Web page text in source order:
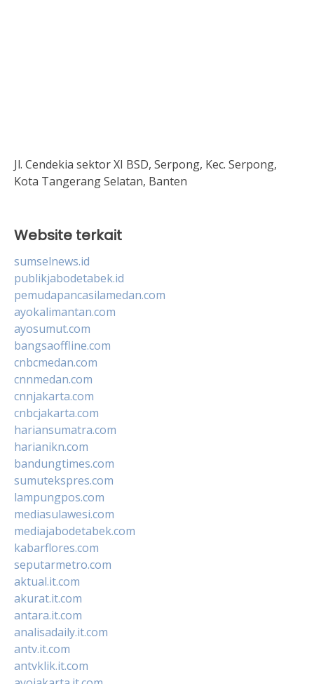
Jl. Cendekia sektor XI BSD, Serpong, Kec. Serpong,
Kota Tangerang Selatan, Banten
Website terkait
sumselnews.id
publikjabodetabek.id
pemudapancasilamedan.com
ayokalimantan.com
ayosumut.com
bangsaoffline.com
cnbcmedan.com
cnnmedan.com
cnnjakarta.com
cnbcjakarta.com
hariansumatra.com
harianikn.com
bandungtimes.com
sumutekspres.com
lampungpos.com
mediasulawesi.com
mediajabodetabek.com
kabarflores.com
seputarmetro.com
aktual.it.com
akurat.it.com
antara.it.com
analisadaily.it.com
antv.it.com
antvklik.it.com